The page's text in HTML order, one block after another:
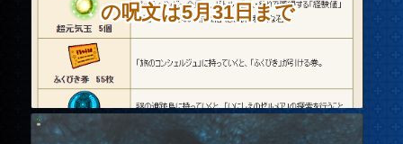
の呪文は5月31日まで